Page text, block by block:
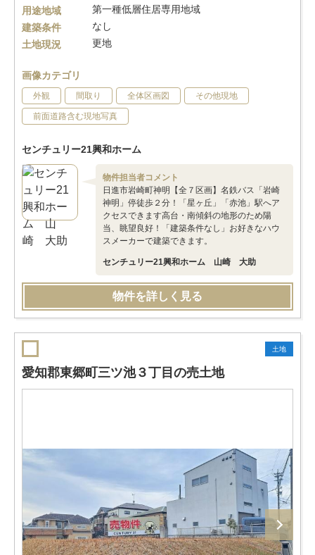
用途地域
第一種低層住居専用地域
建築条件
なし
土地現況
更地
画像カテゴリ
外観 間取り 全体区画図 その他現地
前面道路含む現地写真
センチュリー21興和ホーム
物件担当者コメント
日進市岩崎町神明【全７区画】名鉄バス「岩崎
神明」停徒歩２分！「星ヶ丘」「赤池」駅へア
クセスできます高台・南傾斜の地形のため陽
当、眺望良好！「建築条件なし」お好きなハウ
スメーカーで建築できます。
センチュリー21興和ホーム 山崎 大助
物件を詳しく見る
土地
愛知郡東郷町三ツ池３丁目の売土地